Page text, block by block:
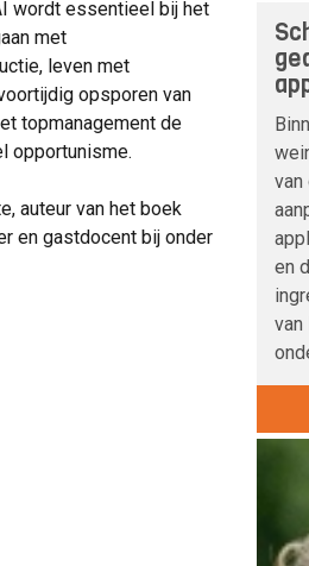
wordt essentieel bij het
met
leven met
opsporen van
topmanagement de
opportunisme.
auteur van het boek
en gastdocent bij onder
van
en
van